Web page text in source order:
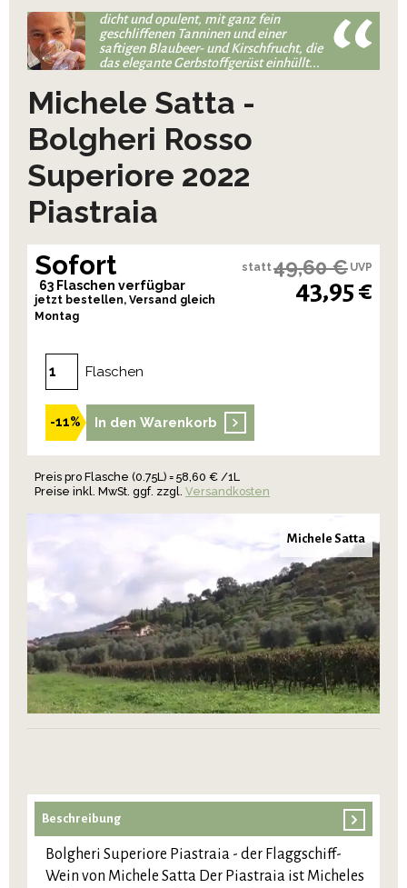
dicht und opulent, mit ganz fein
geschliffenen Tanninen und einer
saftigen Blaubeer- und Kirschfrucht, die
das elegante Gerbstoffgerüst einhüllt...
Michele Satta -
Bolgheri Rosso
Superiore 2022
Piastraia
Sofort
63 Flaschen verfügbar
jetzt bestellen, Versand gleich
Montag
statt49,60 € UVP
43,95 €
Flaschen
-11% In den Warenkorb
Preis pro Flasche (0.75L) = 58,60 € /1L
Preise inkl. MwSt. ggf. zzgl. Versandkosten
Michele Satta
Beschreibung
Bolgheri Superiore Piastraia - der Flaggschiff-
Wein von Michele Satta Der Piastraia ist Micheles